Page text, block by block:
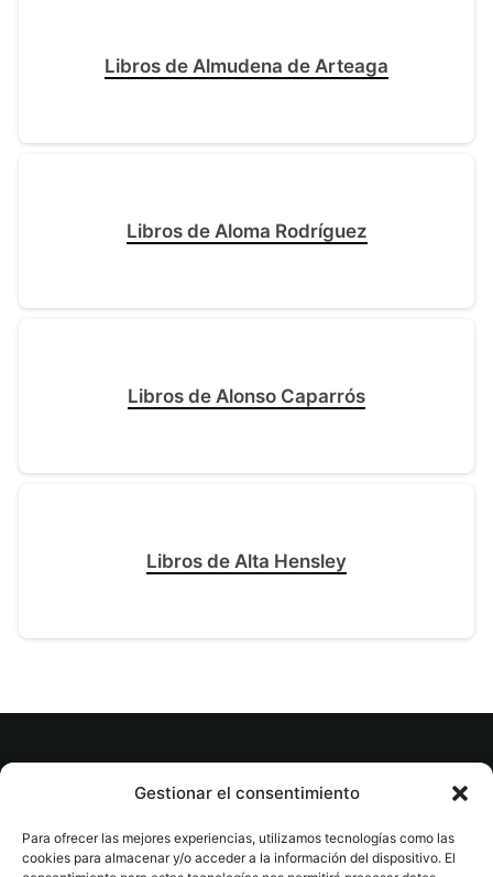
Gestionar el consentimiento
Para ofrecer las mejores experiencias, utilizamos tecnologías como las
cookies para almacenar y/o acceder a la información del dispositivo. El
Libros de Almudena de Arteaga
Libros de Aloma Rodríguez
Libros de Alonso Caparrós
Libros de Alta Hensley
© tuslibrosvip.com · Todos los derechos